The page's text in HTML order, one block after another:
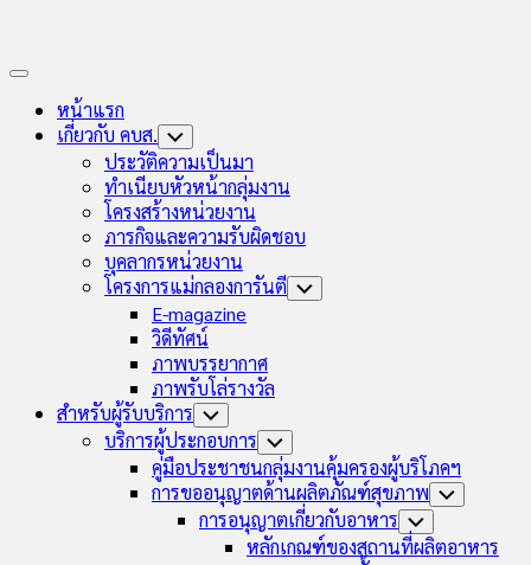
Expand
หน้าแรก
เกี่ยวกับ คบส. Toggle
Child
Menu
ประวัติความเป็นมา
ทำเนียบหัวหน้ากลุ่มงาน
โครงสร้างหน่วยงาน
ภารกิจและความรับผิดชอบ
บุคลากรหน่วยงาน
โครงการแม่กลองการันตี Toggle
E-magazine
วิดีทัศน์
ภาพบรรยากาศ
ภาพรับโล่รางวัล
สำหรับผู้รับบริการ Toggle
Child
Menu
บริการผู้ประกอบการ Toggle
Child
Menu
คู่มือประชาชนกลุ่มงานคุ้มครองผู้บริโภคฯ
การขออนุญาตด้านผลิตภัณฑ์สุขภาพ Toggle
การอนุญาตเกี่ยวกับอาหาร Toggle
Child
หลักเกณฑ์ของสถานที่ผลิตอาหาร